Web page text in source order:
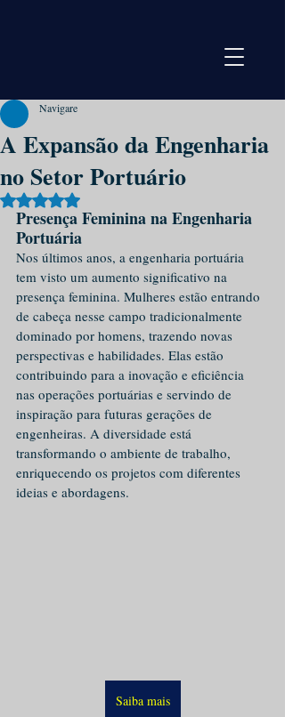
A Expansão da Engenharia
no Setor Portuário
Navigare
Avaliado com NaN de 5 estrelas.
Presença Feminina na Engenharia
Portuária
Nos últimos anos, a engenharia portuária
tem visto um aumento significativo na
presença feminina. Mulheres estão entrando
de cabeça nesse campo tradicionalmente
dominado por homens, trazendo novas
perspectivas e habilidades. Elas estão
contribuindo para a inovação e eficiência
nas operações portuárias e servindo de
inspiração para futuras gerações de
engenheiras. A diversidade está
transformando o ambiente de trabalho,
enriquecendo os projetos com diferentes
ideias e abordagens.
Saiba mais